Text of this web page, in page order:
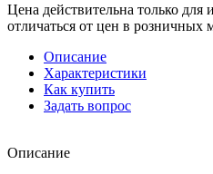
Цена действительна только для
отличаться от цен в розничных
Описание
Характеристики
Как купить
Задать вопрос
Описание